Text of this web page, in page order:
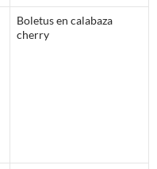
Boletus en calabaza
cherry